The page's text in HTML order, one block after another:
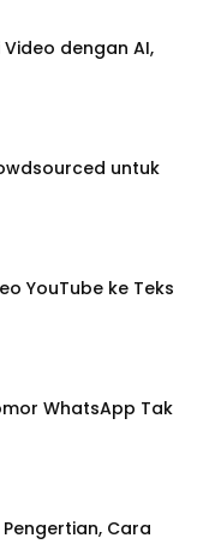
dengan AI,
untuk
YouTube ke Teks
WhatsApp Tak
Cara